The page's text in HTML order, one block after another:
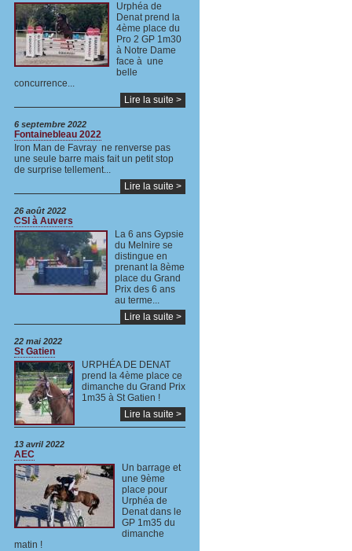
Urphéa de
Denat prend la
4ème place du
Pro 2 GP 1m30
à Notre Dame
face à une
belle
concurrence...
Lire la suite >
6 septembre 2022
Fontainebleau 2022
Iron Man de Favray ne renverse pas
une seule barre mais fait un petit stop
de surprise tellement...
Lire la suite >
26 août 2022
CSI à Auvers
La 6 ans Gypsie
du Melnire se
distingue en
prenant la 8ème
place du Grand
Prix des 6 ans
au terme...
Lire la suite >
22 mai 2022
St Gatien
URPHÉA DE DENAT
prend la 4ème place ce
dimanche du Grand Prix
1m35 à St Gatien !
Lire la suite >
13 avril 2022
AEC
Un barrage et
une 9ème
place pour
Urphéa de
Denat dans le
GP 1m35 du
dimanche
matin !